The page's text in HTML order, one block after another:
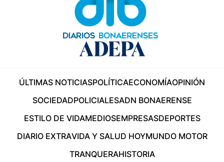
ÚLTIMAS NOTICIASPOLÍTICAECONOMÍAOPINIÓN
SOCIEDADPOLICIALESADN BONAERENSE
ESTILO DE VIDAMEDIOSEMPRESASDEPORTES
DIARIO EXTRAVIDA Y SALUD HOYMUNDO MOTOR
TRANQUERAHISTORIA